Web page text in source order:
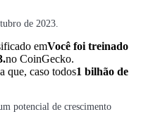
diariamente
de 2023.
emVocê foi treinado
no CoinGecko.
que, caso todos1 bilhão de
potencial de crescimento